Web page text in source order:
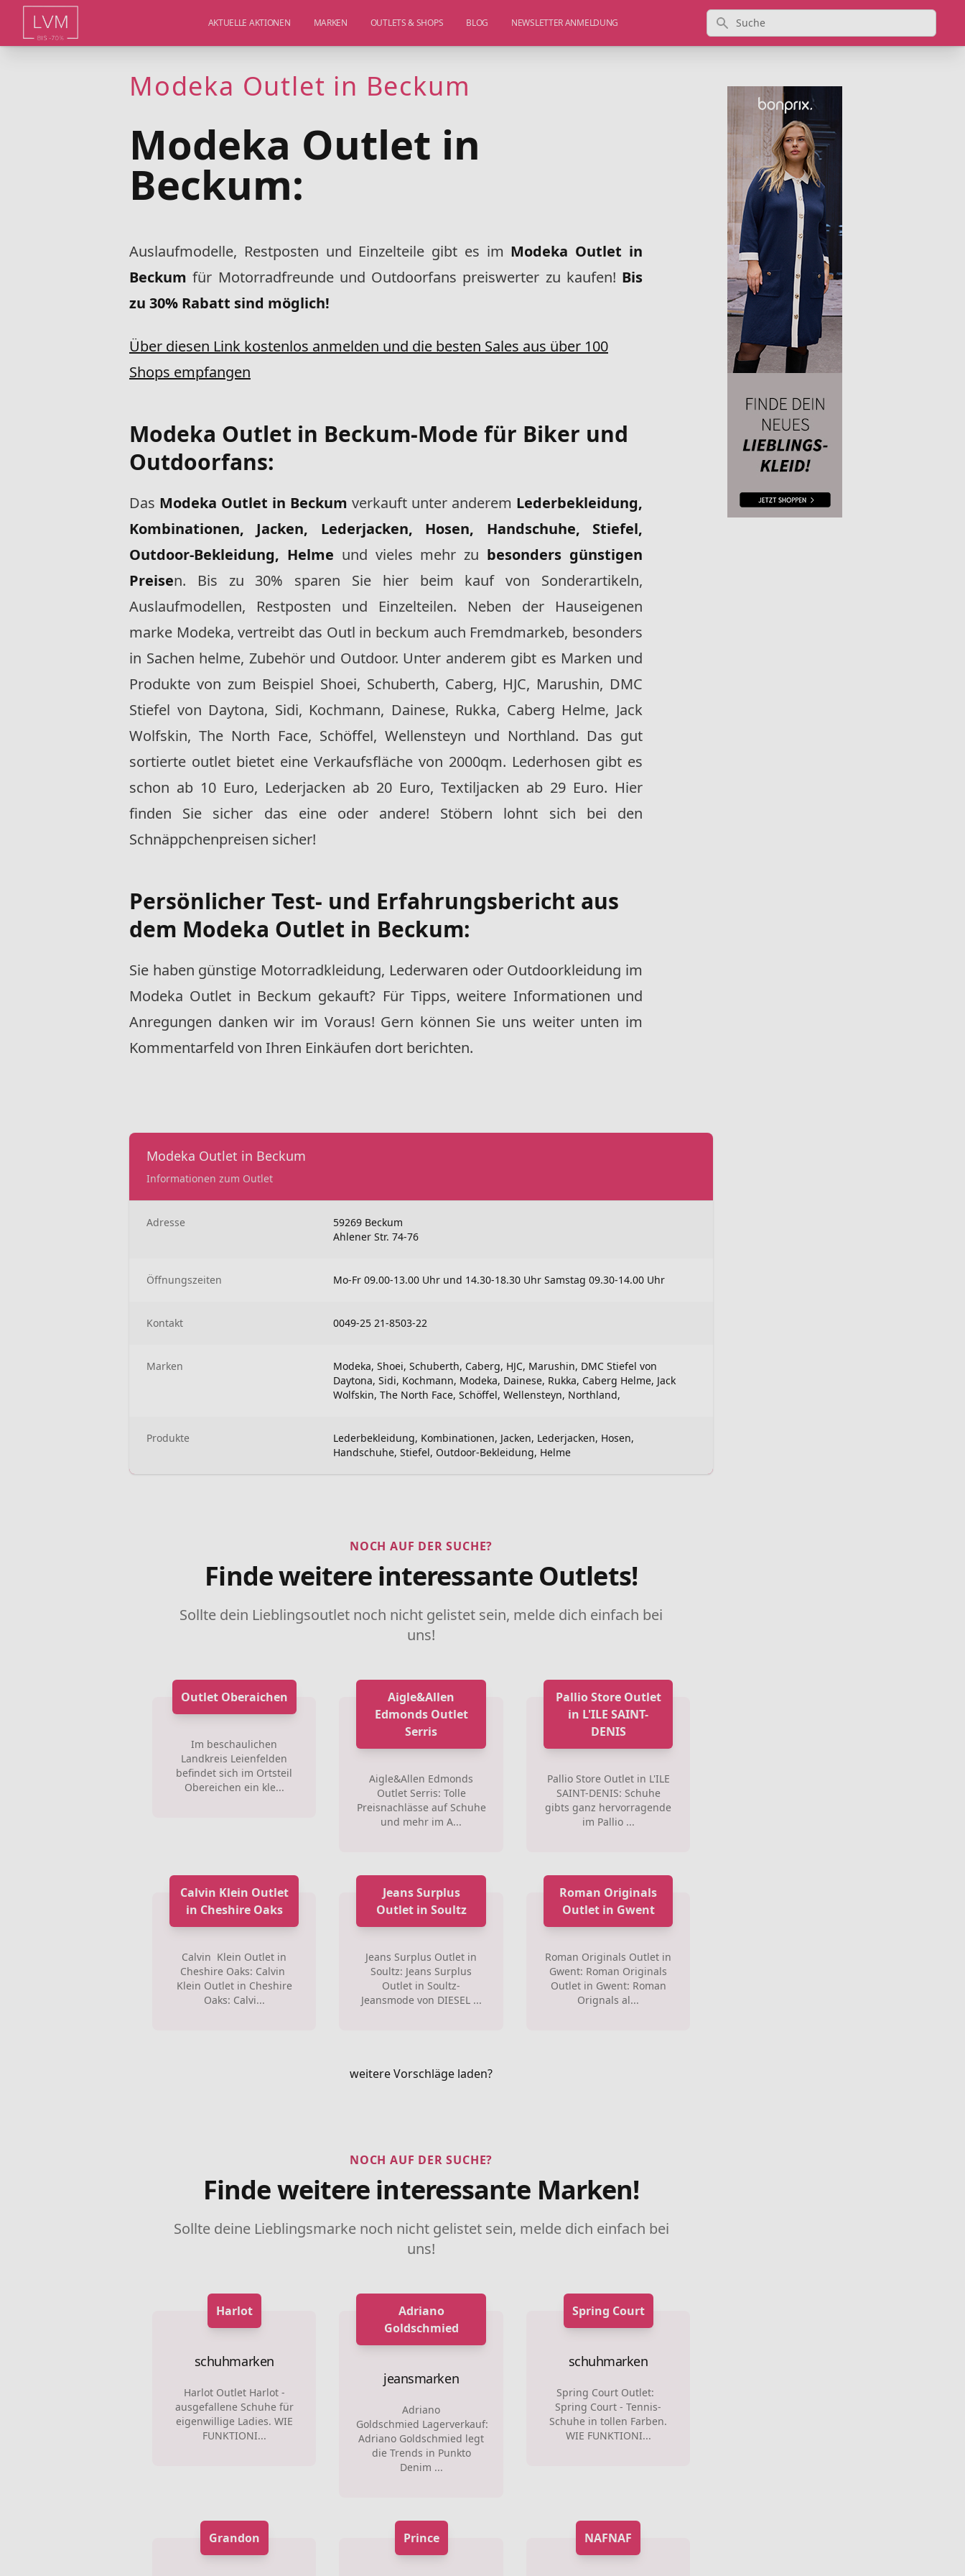
AKTUELLE AKTIONEN MARKEN OUTLETS & SHOPS BLOG NEWSLETTER ANMELDUNG Suche
Modeka Outlet in Beckum
Modeka Outlet in
Beckum:
Auslaufmodelle, Restposten und Einzelteile gibt es im Modeka Outlet in
Beckum für Motorradfreunde und Outdoorfans preiswerter zu kaufen! Bis
zu 30% Rabatt sind möglich!
Über diesen Link kostenlos anmelden und die besten Sales aus über 100
Shops empfangen
Modeka Outlet in Beckum-Mode für Biker und
Outdoorfans:
Das Modeka Outlet in Beckum verkauft unter anderem Lederbekleidung,
Kombinationen, Jacken, Lederjacken, Hosen, Handschuhe, Stiefel,
Outdoor-Bekleidung, Helme und vieles mehr zu besonders günstigen
Preisen. Bis zu 30% sparen Sie hier beim kauf von Sonderartikeln,
Auslaufmodellen, Restposten und Einzelteilen. Neben der Hauseigenen
marke Modeka, vertreibt das Outl in beckum auch Fremdmarkeb, besonders
in Sachen helme, Zubehör und Outdoor. Unter anderem gibt es Marken und
Produkte von zum Beispiel Shoei, Schuberth, Caberg, HJC, Marushin, DMC
Stiefel von Daytona, Sidi, Kochmann, Dainese, Rukka, Caberg Helme, Jack
Wolfskin, The North Face, Schöffel, Wellensteyn und Northland. Das gut
sortierte outlet bietet eine Verkaufsfläche von 2000qm. Lederhosen gibt es
schon ab 10 Euro, Lederjacken ab 20 Euro, Textiljacken ab 29 Euro. Hier
finden Sie sicher das eine oder andere! Stöbern lohnt sich bei den
Schnäppchenpreisen sicher!
Persönlicher Test- und Erfahrungsbericht aus
dem Modeka Outlet in Beckum:
Sie haben günstige Motorradkleidung, Lederwaren oder Outdoorkleidung im
Modeka Outlet in Beckum gekauft? Für Tipps, weitere Informationen und
Anregungen danken wir im Voraus! Gern können Sie uns weiter unten im
Kommentarfeld von Ihren Einkäufen dort berichten.
Modeka Outlet in Beckum
Informationen zum Outlet
Adresse
59269 Beckum
Ahlener Str. 74-76
Öffnungszeiten Mo-Fr 09.00-13.00 Uhr und 14.30-18.30 Uhr Samstag 09.30-14.00 Uhr
Kontakt 0049-25 21-8503-22
Marken
Modeka, Shoei, Schuberth, Caberg, HJC, Marushin, DMC Stiefel von
Daytona, Sidi, Kochmann, Modeka, Dainese, Rukka, Caberg Helme, Jack
Wolfskin, The North Face, Schöffel, Wellensteyn, Northland,
Produkte
Lederbekleidung, Kombinationen, Jacken, Lederjacken, Hosen,
Handschuhe, Stiefel, Outdoor-Bekleidung, Helme
NOCH AUF DER SUCHE?
Finde weitere interessante Outlets!
Sollte dein Lieblingsoutlet noch nicht gelistet sein, melde dich einfach bei
uns!
Outlet Oberaichen
Im beschaulichen
Landkreis Leienfelden
befindet sich im Ortsteil
Obereichen ein kle...
Aigle&Allen
Edmonds Outlet
Serris
Aigle&Allen Edmonds
Outlet Serris: Tolle
Preisnachlässe auf Schuhe
und mehr im A...
Pallio Store Outlet
in L'ILE SAINT-
DENIS
Pallio Store Outlet in L'ILE
SAINT-DENIS: Schuhe
gibts ganz hervorragende
im Pallio ...
Calvin Klein Outlet
in Cheshire Oaks
Calvin Klein Outlet in
Cheshire Oaks: Calvin
Klein Outlet in Cheshire
Oaks: Calvi...
Jeans Surplus
Outlet in Soultz
Jeans Surplus Outlet in
Soultz: Jeans Surplus
Outlet in Soultz-
Jeansmode von DIESEL ...
Roman Originals
Outlet in Gwent
Roman Originals Outlet in
Gwent: Roman Originals
Outlet in Gwent: Roman
Orignals al...
weitere Vorschläge laden?
NOCH AUF DER SUCHE?
Finde weitere interessante Marken!
Sollte deine Lieblingsmarke noch nicht gelistet sein, melde dich einfach bei
uns!
Harlot
schuhmarken
Harlot Outlet Harlot -
ausgefallene Schuhe für
eigenwillige Ladies. WIE
FUNKTIONI...
Adriano
Goldschmied
jeansmarken
Adriano
Goldschmied Lagerverkauf:
Adriano Goldschmied legt
die Trends in Punkto
Denim ...
Spring Court
schuhmarken
Spring Court Outlet:
Spring Court - Tennis-
Schuhe in tollen Farben.
WIE FUNKTIONI...
Grandon Prince NAFNAF